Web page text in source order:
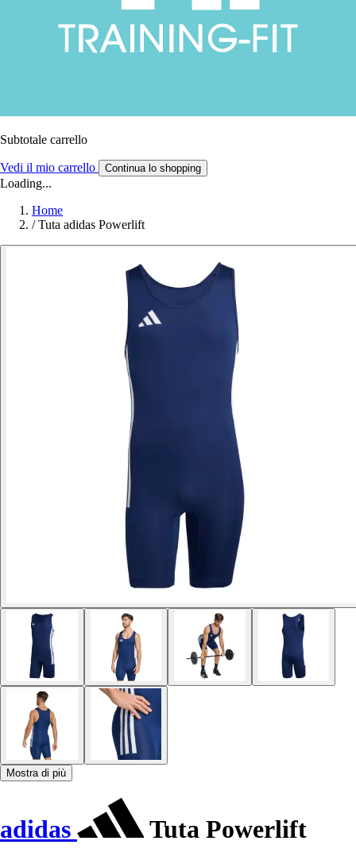
Subtotale carrello
Vedi il mio carrello Continua lo shopping
Loading...
Home
/ Tuta adidas Powerlift
Mostra di più
adidas Tuta Powerlift